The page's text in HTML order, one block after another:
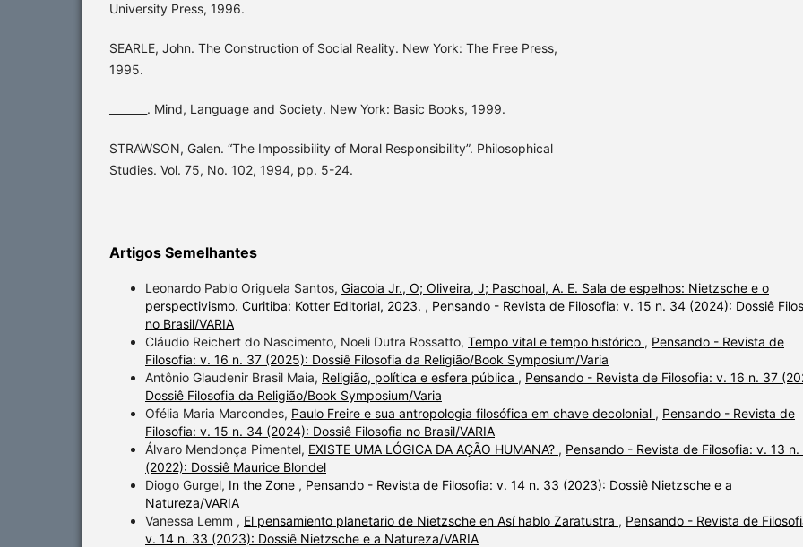
University Press, 1996.
SEARLE, John. The Construction of Social Reality. New York: The Free Press,
1995.
_______. Mind, Language and Society. New York: Basic Books, 1999.
STRAWSON, Galen. “The Impossibility of Moral Responsibility”. Philosophical
Studies. Vol. 75, No. 102, 1994, pp. 5-24.
Artigos Semelhantes
Leonardo Pablo Origuela Santos, Giacoia Jr., O; Oliveira, J; Paschoal, A. E. Sala de espelhos: Nietzsche e o
perspectivismo. Curitiba: Kotter Editorial, 2023. , Pensando - Revista de Filosofia: v. 15 n. 34 (2024): Dossiê
no Brasil/VARIA
Cláudio Reichert do Nascimento, Noeli Dutra Rossatto, Tempo vital e tempo histórico , Pensando - Revista de
Filosofia: v. 16 n. 37 (2025): Dossiê Filosofia da Religião/Book Symposium/Varia
Antônio Glaudenir Brasil Maia, Religião, política e esfera pública , Pensando - Revista de Filosofia: v. 16 n. 37
Dossiê Filosofia da Religião/Book Symposium/Varia
Ofélia Maria Marcondes, Paulo Freire e sua antropologia filosófica em chave decolonial , Pensando - Revista de
Filosofia: v. 15 n. 34 (2024): Dossiê Filosofia no Brasil/VARIA
Álvaro Mendonça Pimentel, EXISTE UMA LÓGICA DA AÇÃO HUMANA? , Pensando - Revista de Filosofia: v. 13
(2022): Dossiê Maurice Blondel
Diogo Gurgel, In the Zone , Pensando - Revista de Filosofia: v. 14 n. 33 (2023): Dossiê Nietzsche e a
Natureza/VARIA
Vanessa Lemm , El pensamiento planetario de Nietzsche en Así hablo Zaratustra , Pensando - Revista de
v. 14 n. 33 (2023): Dossiê Nietzsche e a Natureza/VARIA